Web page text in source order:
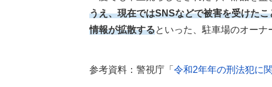
うえ、現在ではSNSなどで被害を受けた
情報が拡散するといった、駐車場のオーナ
参考資料：警視庁「 令和2年年の刑法犯に